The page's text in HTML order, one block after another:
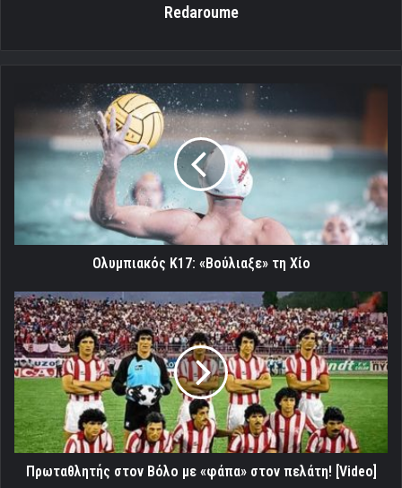
Redaroume
Ολυμπιακός
«Βούλιαξε»
Ολυμπιακός Κ17: «Βούλιαξε» τη Χίο
Πρωταθλητής
στον
Βόλο
με
«φάπα»
στον
πελάτη!
[Video]
Πρωταθλητής στον Βόλο με «φάπα» στον πελάτη! [Video]